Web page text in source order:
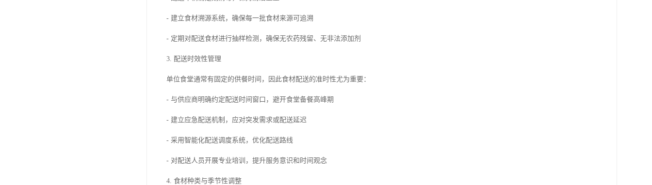
- 建立食材溯源系统，确保每一批食材来源可追溯
- 定期对配送食材进行抽样检测，确保无农药残留、无非法添加剂
3. 配送时效性管理
单位食堂通常有固定的供餐时间，因此食材配送的准时性尤为重要：
- 与供应商明确约定配送时间窗口，避开食堂备餐高峰期
- 建立应急配送机制，应对突发需求或配送延迟
- 采用智能化配送调度系统，优化配送路线
- 对配送人员开展专业培训，提升服务意识和时间观念
4. 食材种类与季节性调整